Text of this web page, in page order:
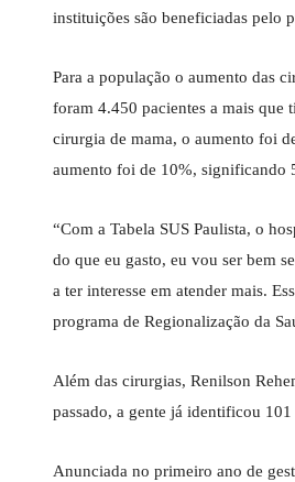
instituições são beneficiadas pelo
Para a população o aumento das
foram 4.450 pacientes a mais que
cirurgia de mama, o aumento foi
aumento foi de 10%, significando
“Com a Tabela SUS Paulista, o
do que eu gasto, eu vou ser bem
a ter interesse em atender mais.
programa de Regionalização da
Além das cirurgias, Renilson
passado, a gente já identificou
Anunciada no primeiro ano de